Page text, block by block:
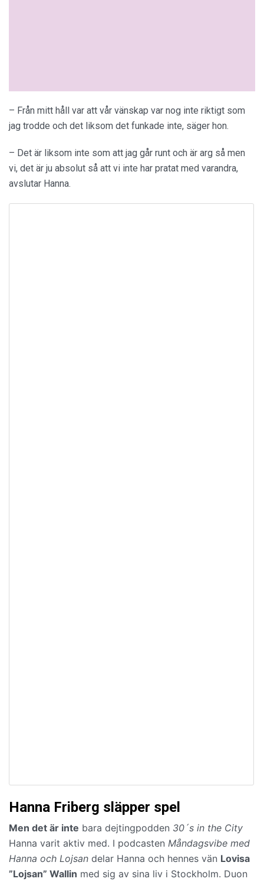
– Från mitt håll var att vår vänskap var nog inte riktigt som
jag trodde och det liksom det funkade inte, säger hon.
– Det är liksom inte som att jag går runt och är arg så men
vi, det är ju absolut så att vi inte har pratat med varandra,
avslutar Hanna.
Hanna Friberg släpper spel
Men det är inte bara dejtingpodden 30´s in the City
Hanna varit aktiv med. I podcasten Måndagsvibe med
Hanna och Lojsan delar Hanna och hennes vän Lovisa
”Lojsan” Wallin med sig av sina liv i Stockholm. Duon